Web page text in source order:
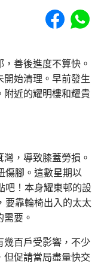
Share toShare to
善後進度不算快。
始清理。早前發生
附近的耀明樓和耀貴
，導致膝蓋勞損。
傷腳。這數星期以
吧！本身耀東邨的設
要靠輪椅出入的太太
要。
幾百戶受影響，不少
促請當局盡量快交